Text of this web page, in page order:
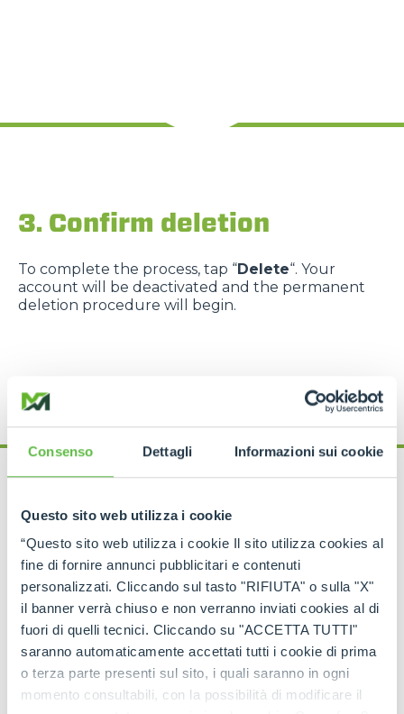
Consenso Dettagli Informazioni sui cookie
Questo sito web utilizza i cookie
“Questo sito web utilizza i cookie Il sito utilizza cookies al
fine di fornire annunci pubblicitari e contenuti
personalizzati. Cliccando sul tasto "RIFIUTA" o sulla "X"
il banner verrà chiuso e non verranno inviati cookies al di
fuori di quelli tecnici. Cliccando su "ACCETTA TUTTI"
saranno automaticamente accettati tutti i cookie di prima
o terza parte presenti sul sito, i quali saranno in ogni
momento consultabili, con la possibilità di modificare il
3. Confirm deletion
To complete the process, tap “Delete“. Your
account will be deactivated and the permanent
deletion procedure will begin.
What happens after
deletion?
Within 6 months after the deletion of the profile
Merlo S.p.A.will permanently delete any data and
information recorded and stored by the user. This
period may turn out to be longer where there are
contractual(e.g. managing ongoing service
activities)or legal(e.g. as legal justification)